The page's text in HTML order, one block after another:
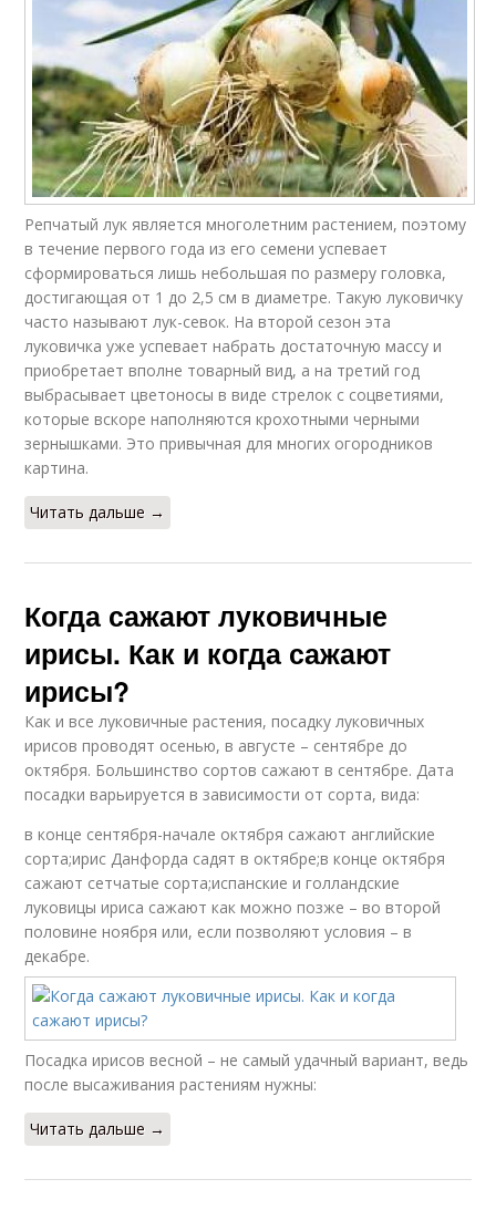
Репчатый лук является многолетним растением, поэтому
в течение первого года из его семени успевает
сформироваться лишь небольшая по размеру головка,
достигающая от 1 до 2,5 см в диаметре. Такую луковичку
часто называют лук-севок. На второй сезон эта
луковичка уже успевает набрать достаточную массу и
приобретает вполне товарный вид, а на третий год
выбрасывает цветоносы в виде стрелок с соцветиями,
которые вскоре наполняются крохотными черными
зернышками. Это привычная для многих огородников
картина.
Читать дальше →
Когда сажают луковичные
ирисы. Как и когда сажают
ирисы?
Как и все луковичные растения, посадку луковичных
ирисов проводят осенью, в августе – сентябре до
октября. Большинство сортов сажают в сентябре. Дата
посадки варьируется в зависимости от сорта, вида:
в конце сентября-начале октября сажают английские
сорта;ирис Данфорда садят в октябре;в конце октября
сажают сетчатые сорта;испанские и голландские
луковицы ириса сажают как можно позже – во второй
половине ноября или, если позволяют условия – в
декабре.
Посадка ирисов весной – не самый удачный вариант, ведь
после высаживания растениям нужны:
Читать дальше →